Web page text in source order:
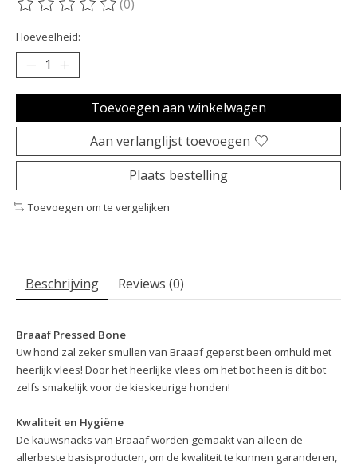
De beoordeling van dit product is
(0)
Hoeveelheid:
Toevoegen aan winkelwagen
Aan verlanglijst toevoegen
Plaats bestelling
Toevoegen om te vergelijken
Beschrijving Reviews (0)
Braaaf Pressed Bone
Uw hond zal zeker smullen van Braaaf geperst been omhuld met
heerlijk vlees! Door het heerlijke vlees om het bot heen is dit bot
zelfs smakelijk voor de kieskeurige honden!
Kwaliteit en Hygiëne
De kauwsnacks van Braaaf worden gemaakt van alleen de
allerbeste basisproducten, om de kwaliteit te kunnen garanderen,